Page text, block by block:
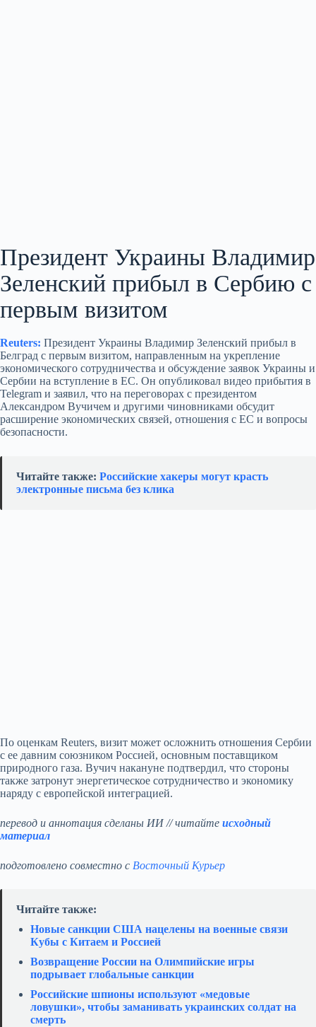
Президент Украины Владимир
Зеленский прибыл в Сербию с
первым визитом
Reuters: Президент Украины Владимир Зеленский прибыл в
Белград с первым визитом, направленным на укрепление
экономического сотрудничества и обсуждение заявок Украины и
Сербии на вступление в ЕС. Он опубликовал видео прибытия в
Telegram и заявил, что на переговорах с президентом
Александром Вучичем и другими чиновниками обсудит
расширение экономических связей, отношения с ЕС и вопросы
безопасности.
Читайте также: Российские хакеры могут красть
электронные письма без клика
По оценкам Reuters, визит может осложнить отношения Сербии
с ее давним союзником Россией, основным поставщиком
природного газа. Вучич накануне подтвердил, что стороны
также затронут энергетическое сотрудничество и экономику
наряду с европейской интеграцией.
перевод и аннотация сделаны ИИ // читайте исходный
материал
подготовлено совместно с Восточный Курьер
Читайте также:
Новые санкции США нацелены на военные связи
Кубы с Китаем и Россией
Возвращение России на Олимпийские игры
подрывает глобальные санкции
Российские шпионы используют «медовые
ловушки», чтобы заманивать украинских солдат на
смерть